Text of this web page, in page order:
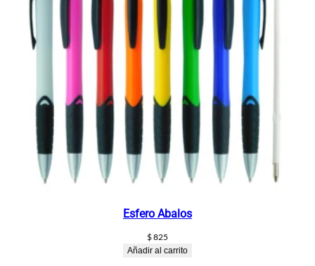
Esfero Abalos
$825
Añadir al carrito